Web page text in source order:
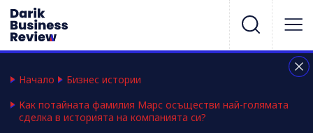
Начало
Бизнес истории
Как потайната фамилия Марс осъществи най-голямата
сделка в историята на компанията си?